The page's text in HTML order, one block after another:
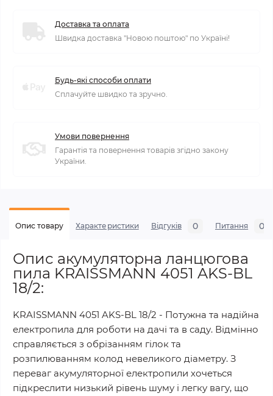
Доставка та оплата
Швидка доставка "Новою поштою" по Україні!
Будь-які способи оплати
Сплачуйте швидко та зручно.
Умови повернення
Гарантія та повернення товарів згідно закону
України.
Опис товару Характеристики Відгуків 0 Питання 0
Опис акумуляторна ланцюгова
пила KRAISSMANN 4051 AKS-BL
18/2:
KRAISSMANN 4051 AKS-BL 18/2 - Потужна та надійна
електропила для роботи на дачі та в саду. Відмінно
справляється з обрізанням гілок та
розпилюванням колод невеликого діаметру. З
переваг акумуляторної електропили хочеться
підкреслити низький рівень шуму і легку вагу, що